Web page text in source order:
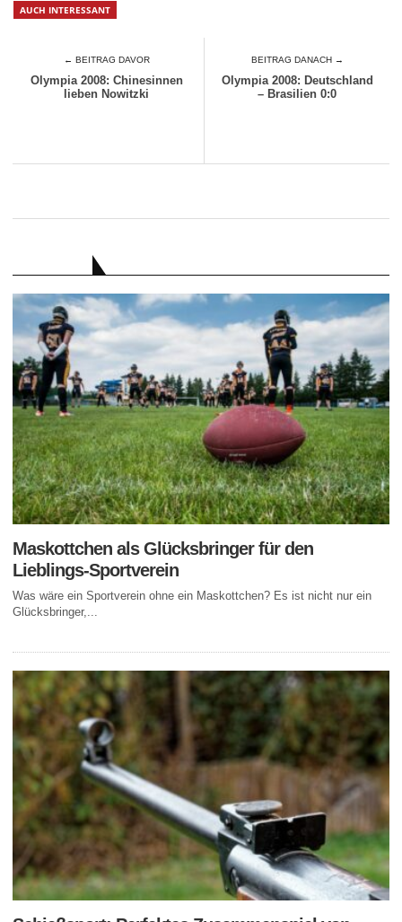
AUCH INTERESSANT
← BEITRAG DAVOR
Olympia 2008: Chinesinnen
lieben Nowitzki
BEITRAG DANACH →
Olympia 2008: Deutschland
– Brasilien 0:0
Maskottchen als Glücksbringer für den
Lieblings-Sportverein
Was wäre ein Sportverein ohne ein Maskottchen? Es ist nicht nur ein
Glücksbringer,...